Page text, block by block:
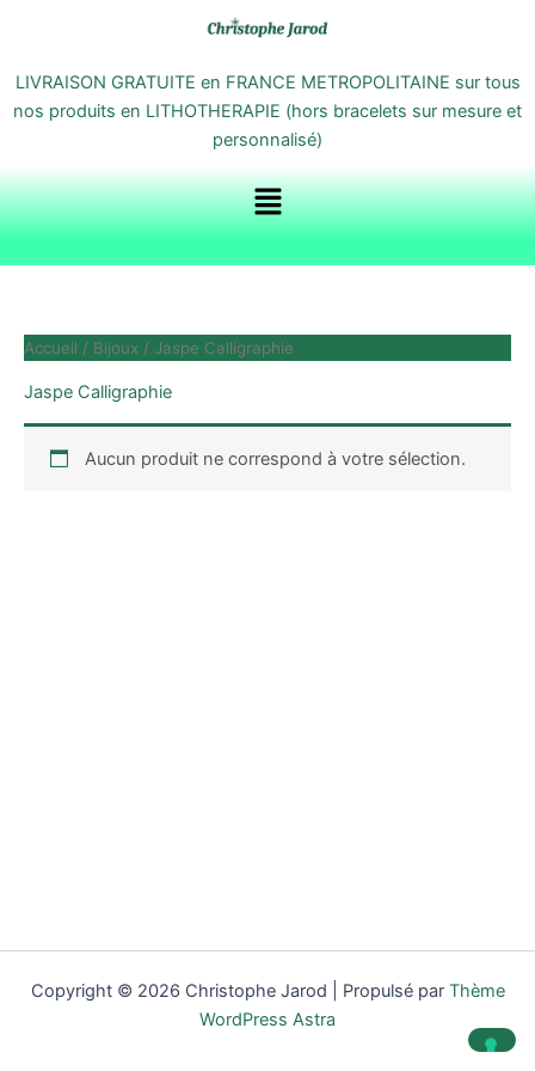
contenu
LIVRAISON GRATUITE en FRANCE METROPOLITAINE sur tous
nos produits en LITHOTHERAPIE (hors bracelets sur mesure et
personnalisé)
Menu
Accueil / Bijoux / Jaspe Calligraphie
Jaspe Calligraphie
Aucun produit ne correspond à votre sélection.
Copyright © 2026 Christophe Jarod | Propulsé par Thème
WordPress Astra